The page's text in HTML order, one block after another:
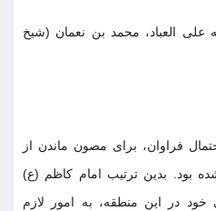
على العباد، محمد بن نعمان (شيخ
فراوان، براى مصون ماندن از
بود. بدين ترتيب امام كاظم (ع)
در اين منطقه، به امور لازم